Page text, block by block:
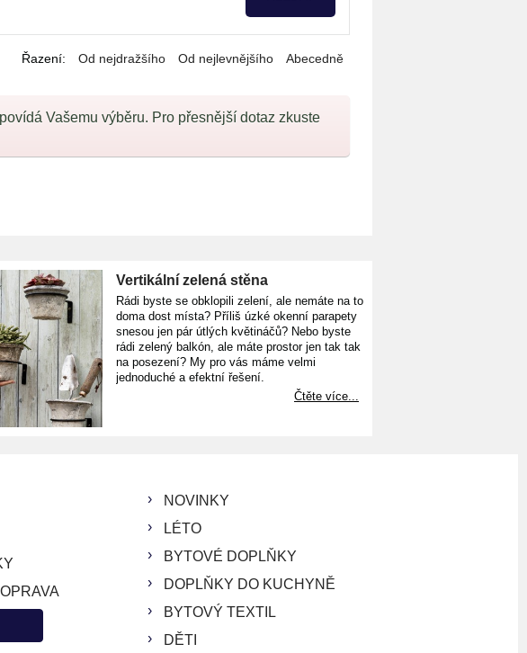
Řazení: Od nejdražšího Od nejlevnějšího Abecedně
Vašemu výběru. Pro přesnější dotaz zkuste
Vertikální zelená stěna
Rádi byste se obklopili zelení, ale nemáte na to
doma dost místa? Příliš úzké okenní parapety
snesou jen pár útlých květináčů? Nebo byste
rádi zelený balkón, ale máte prostor jen tak tak
na posezení? My pro vás máme velmi
jednoduché a efektní řešení.
Čtěte více...
NOVINKY
LÉTO
BYTOVÉ DOPLŇKY
DOPLŇKY DO KUCHYNĚ
BYTOVÝ TEXTIL
DĚTI